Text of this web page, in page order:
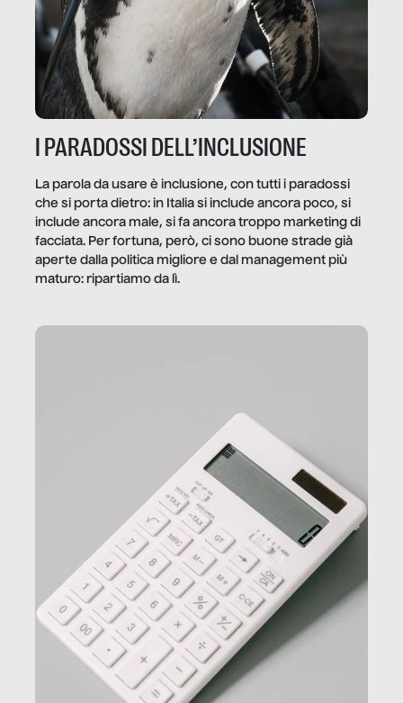
I PARADOSSI DELL’INCLUSIONE
La parola da usare è inclusione, con tutti i paradossi
che si porta dietro: in Italia si include ancora poco, si
include ancora male, si fa ancora troppo marketing di
facciata. Per fortuna, però, ci sono buone strade già
aperte dalla politica migliore e dal management più
maturo: ripartiamo da lì.